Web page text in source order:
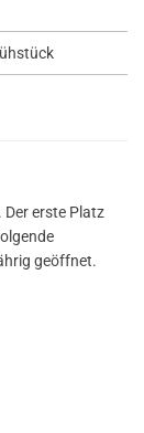
Der erste Platz
geöffnet.